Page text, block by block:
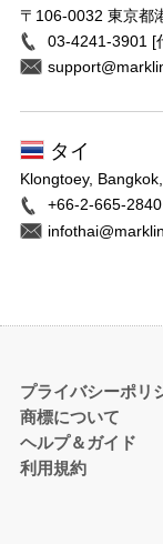
〒106-0032 東京都
03-4241-3901 [
タイ
Klongtoey,
+66-2-665-2840
プライバシーポリ
商標について
ヘルプ＆ガイド
利用規約